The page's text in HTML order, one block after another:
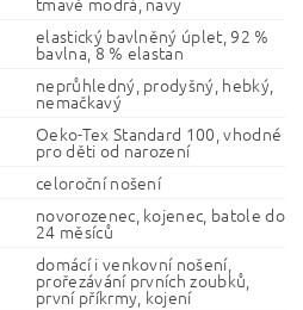
elastický bavlněný úplet, 92 %
bavlna, 8 % elastan
neprůhledný, prodyšný, hebký,
nemačkavý
Oeko-Tex Standard 100, vhodné
pro děti od narození
celoroční nošení
novorozenec, kojenec, batole do
24 měsíců
domácí i venkovní nošení,
prořezávání prvních zoubků,
první příkrmy, kojení